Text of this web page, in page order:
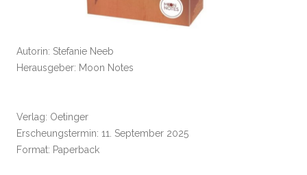
Autorin: Stefanie Neeb
Herausgeber: Moon Notes
Verlag: Oetinger
Erscheungstermin: 11. September 2025
Format: Paperback